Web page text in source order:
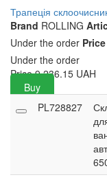
Трапеція
Brand ROLLING
Under the order Price
Under the order
Price 9,236.15 UAH
Buy
PL728827